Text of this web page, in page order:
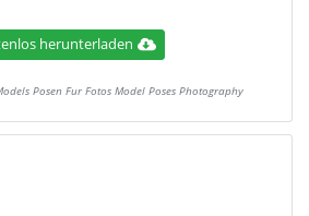
herunterladen
Posen Fur Fotos Model Poses Photography